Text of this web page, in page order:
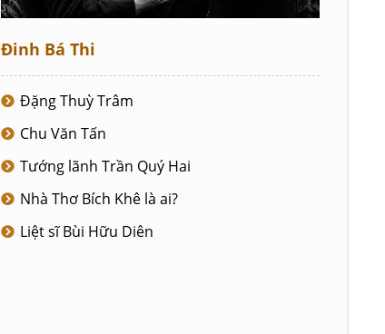
Đinh Bá Thi
Đặng Thuỳ Trâm
Chu Văn Tấn
Tướng lãnh Trần Quý Hai
Nhà Thơ Bích Khê là ai?
Liệt sĩ Bùi Hữu Diên